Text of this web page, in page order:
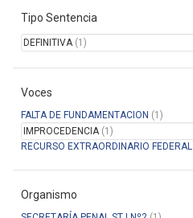
Sumarios del STJ
Manual del Usuario
Tipo Sentencia
DEFINITIVA(1)
Voces
FALTA DE FUNDAMENTACION (1)
IMPROCEDENCIA(1)
RECURSO EXTRAORDINARIO FEDERAL
Organismo